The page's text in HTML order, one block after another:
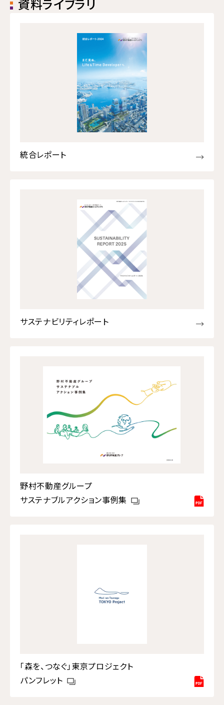
資料ライブラリ
統合レポート
サステナビリティレポート
野村不動産グループ
サステナブルアクション事例集
「森を、つなぐ」東京プロジェクト
パンフレット